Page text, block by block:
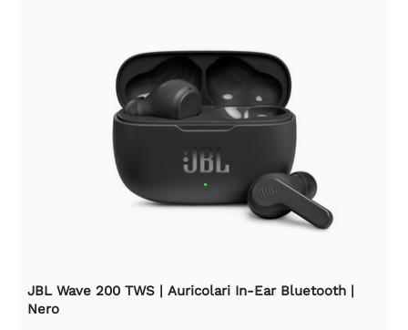
JBL Wave 200 TWS | Auricolari In-Ear Bluetooth |
Nero